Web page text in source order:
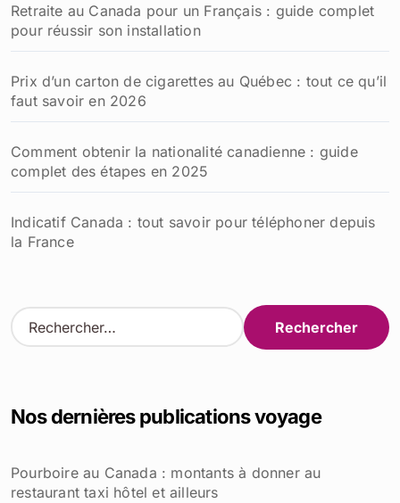
Retraite au Canada pour un Français : guide complet
pour réussir son installation
Prix d’un carton de cigarettes au Québec : tout ce qu’il
faut savoir en 2026
Comment obtenir la nationalité canadienne : guide
complet des étapes en 2025
Indicatif Canada : tout savoir pour téléphoner depuis
la France
R
e
r
e
r
Nos dernières publications voyage
Pourboire au Canada : montants à donner au
restaurant taxi hôtel et ailleurs